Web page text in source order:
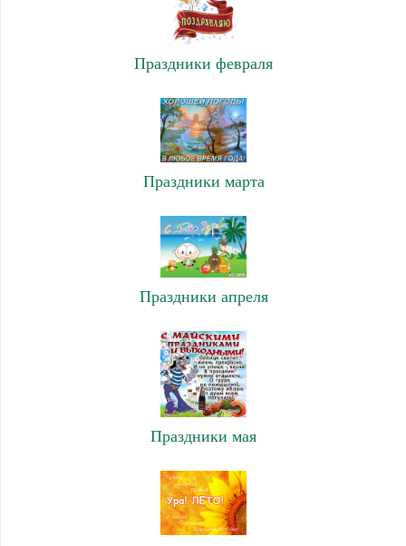
Праздники февраля
Праздники марта
Праздники апреля
Праздники мая